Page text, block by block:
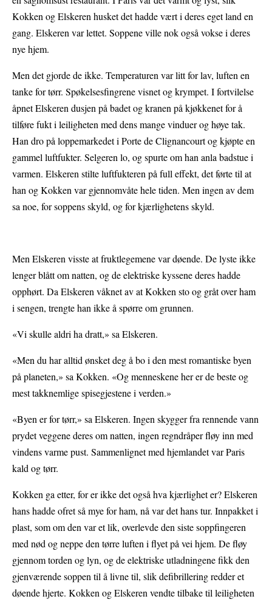
Kokken og Elskeren husket det hadde vært i deres eget land en
gang. Elskeren var lettet. Soppene ville nok også vokse i deres
nye hjem.
Men det gjorde de ikke. Temperaturen var litt for lav, luften en
tanke for tørr. Spøkelsesfingrene visnet og krympet. I fortvilelse
åpnet Elskeren dusjen på badet og kranen på kjøkkenet for å
tilføre fukt i leiligheten med dens mange vinduer og høye tak.
Han dro på loppemarkedet i Porte de Clignancourt og kjøpte en
gammel luftfukter. Selgeren lo, og spurte om han anla badstue i
varmen. Elskeren stilte luftfukteren på full effekt, det førte til at
han og Kokken var gjennomvåte hele tiden. Men ingen av dem
sa noe, for soppens skyld, og for kjærlighetens skyld.
Men Elskeren visste at fruktlegemene var døende. De lyste ikke
lenger blått om natten, og de elektriske kyssene deres hadde
opphørt. Da Elskeren våknet av at Kokken sto og gråt over ham
i sengen, trengte han ikke å spørre om grunnen.
«Vi skulle aldri ha dratt,» sa Elskeren.
«Men du har alltid ønsket deg å bo i den mest romantiske byen
på planeten,» sa Kokken. «Og menneskene her er de beste og
mest takknemlige spisegjestene i verden.»
«Byen er for tørr,» sa Elskeren. Ingen skygger fra rennende vann
prydet veggene deres om natten, ingen regndråper fløy inn med
vindens varme pust. Sammenlignet med hjemlandet var Paris
kald og tørr.
Kokken ga etter, for er ikke det også hva kjærlighet er? Elskeren
hans hadde ofret så mye for ham, nå var det hans tur. Innpakket i
plast, som om den var et lik, overlevde den siste soppfingeren
med nød og neppe den tørre luften i flyet på vei hjem. De fløy
gjennom torden og lyn, og de elektriske utladningene fikk den
gjenværende soppen til å livne til, slik defibrillering redder et
døende hjerte. Kokken og Elskeren vendte tilbake til leiligheten